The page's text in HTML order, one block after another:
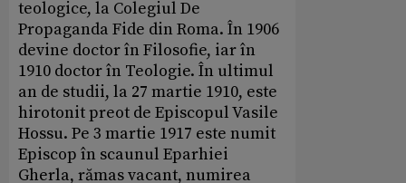
teologice, la Colegiul De
Propaganda Fide din Roma. În 1906
devine doctor în Filosofie, iar în
1910 doctor în Teologie. În ultimul
an de studii, la 27 martie 1910, este
hirotonit preot de Episcopul Vasile
Hossu. Pe 3 martie 1917 este numit
Episcop în scaunul Eparhiei
Gherla, rămas vacant, numirea